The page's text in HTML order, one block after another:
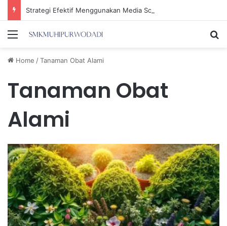
Menu
Home /Tanaman Obat Alami
Tanaman Obat
Alami